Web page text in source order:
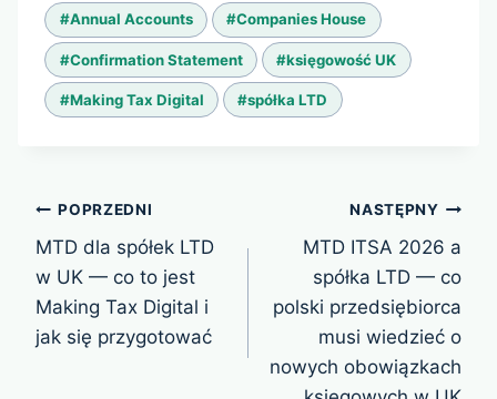
Tagi
wpisu:
#Annual Accounts #Companies House
#Confirmation Statement #księgowość UK
#Making Tax Digital #spółka LTD
Nawigacja
wpisu
POPRZEDNI
MTD dla spółek LTD
w UK — co to jest
Making Tax Digital i
jak się przygotować
NASTĘPNY
MTD ITSA 2026 a
spółka LTD — co
polski przedsiębiorca
musi wiedzieć o
nowych obowiązkach